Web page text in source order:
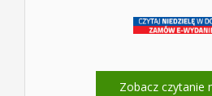
Zobacz czytanie